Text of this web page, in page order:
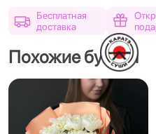
Бесплатная
доставка
Похожие букеты